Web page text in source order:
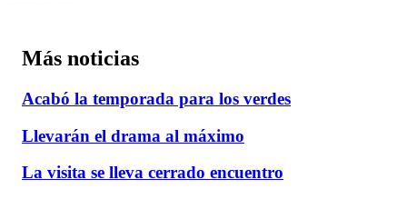
Más noticias
Acabó la temporada para los verdes
Llevarán el drama al máximo
La visita se lleva cerrado encuentro